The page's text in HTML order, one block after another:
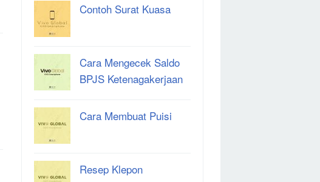
Contoh Surat Kuasa
Cara Mengecek Saldo
BPJS Ketenagakerjaan
Cara Membuat Puisi
Resep Klepon